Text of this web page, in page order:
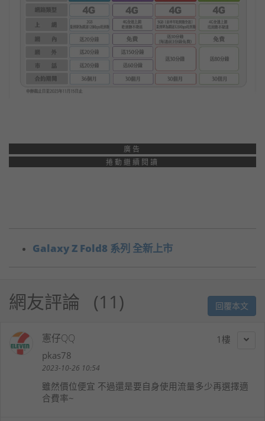
廣告
捲動繼續閱讀
Galaxy Z Fold8 系列 全新上市
網友評論 11 回覆本文
1
憲仔QQ
pkas78
2023-10-26 10:54
雖然價位便宜 不過還是要自身使用流量多少再選擇適
合費率~